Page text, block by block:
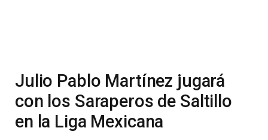
Julio Pablo Martínez jugará
con los Saraperos de Saltillo
en la Liga Mexicana